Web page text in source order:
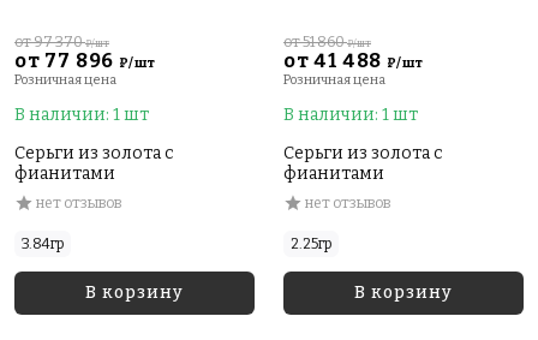
от 77 896 ₽/шт
от 97 370₽/шт
Розничная цена
В наличии: 1 шт
Серьги из золота с
фианитами
нет отзывов
3.84гр
В корзину
от 41 488 ₽/шт
от 51 860₽/шт
Розничная цена
В наличии: 1 шт
Серьги из золота с
фианитами
нет отзывов
2.25гр
В корзину